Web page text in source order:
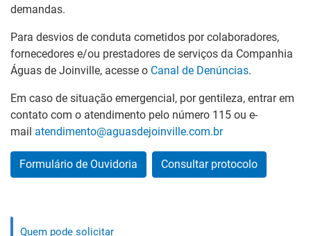
demandas.
Para desvios de conduta cometidos por colaboradores,
fornecedores e/ou prestadores de serviços da Companhia
Águas de Joinville, acesse o Canal de Denúncias.
Em caso de situação emergencial, por gentileza, entrar em
contato com o atendimento pelo número 115 ou e-
mail atendimento@aguasdejoinville.com.br
Formulário de Ouvidoria Consultar protocolo
Quem pode solicitar